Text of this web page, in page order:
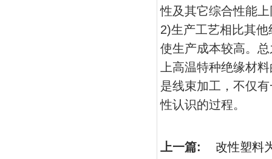
性及其它综合性能
2)生产工艺相比其
使生产成本较高。
上高温特种绝缘材
是线束加工，不仅
性认识的过程。
上一篇: 改性塑料